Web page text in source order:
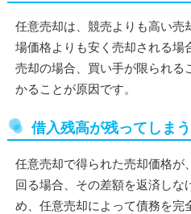
任意売却は、競売よりも高い売
場価格よりも安く売却される場
売却の場合、買い手が限られる
かることが原因です。
借入残高が残ってしま
任意売却で得られた売却価格が
回る場合、その差額を返済しな
め、任意売却によって債務を完